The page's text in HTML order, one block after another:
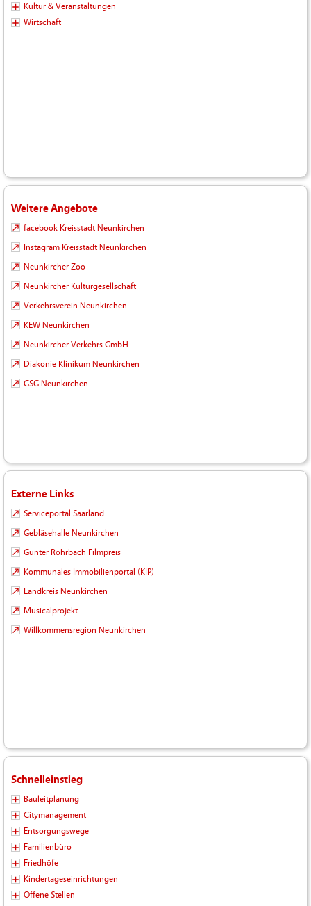
Kultur & Veranstaltungen
Wirtschaft
Weitere Angebote
facebook Kreisstadt Neunkirchen
Instagram Kreisstadt Neunkirchen
Neunkircher Zoo
Neunkircher Kulturgesellschaft
Verkehrsverein Neunkirchen
KEW Neunkirchen
Neunkircher Verkehrs GmbH
Diakonie Klinikum Neunkirchen
GSG Neunkirchen
Externe Links
Serviceportal Saarland
Gebläsehalle Neunkirchen
Günter Rohrbach Filmpreis
Kommunales Immobilienportal (KIP)
Landkreis Neunkirchen
Musicalprojekt
Willkommensregion Neunkirchen
Schnelleinstieg
Bauleitplanung
Citymanagement
Entsorgungswege
Familienbüro
Friedhöfe
Kindertageseinrichtungen
Offene Stellen